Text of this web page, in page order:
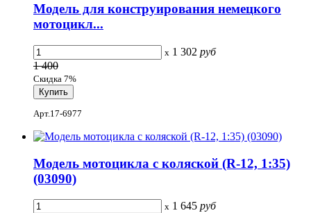
Модель для конструирования немецкого
мотоцикл...
x 1 302 руб
1 400
Скидка 7%
Арт.17-6977
Модель мотоцикла с коляской (R-12, 1:35)
(03090)
x 1 645 руб